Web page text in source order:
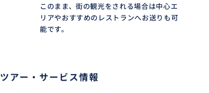
このまま、街の観光をされる場合は中心エ
リアやおすすめのレストランへお送りも可
能です。
ツアー・サービス情報